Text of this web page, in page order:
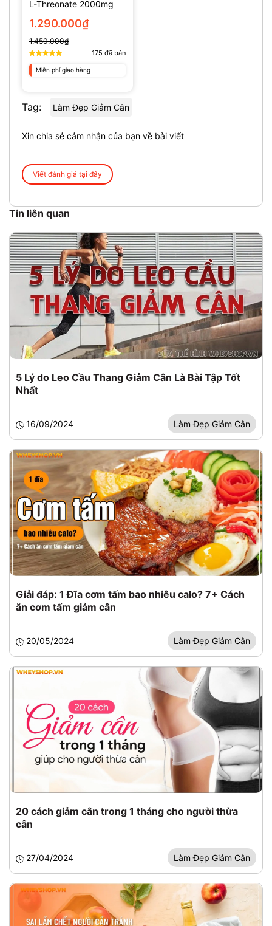
L-Threonate 2000mg
(135 Viên)
1.290.000₫
1.450.000₫
175 đã bán
Miễn phí giao hàng
Tag: Làm Đẹp Giảm Cân
Xin chia sẻ cảm nhận của bạn về bài viết
Viết đánh giá tại đây
Tin liên quan
5 Lý do Leo Cầu Thang Giảm Cân Là Bài Tập Tốt
Nhất
16/09/2024 Làm Đẹp Giảm Cân
Giải đáp: 1 Đĩa cơm tấm bao nhiêu calo? 7+ Cách
ăn cơm tấm giảm cân
20/05/2024 Làm Đẹp Giảm Cân
20 cách giảm cân trong 1 tháng cho người thừa
cân
27/04/2024 Làm Đẹp Giảm Cân